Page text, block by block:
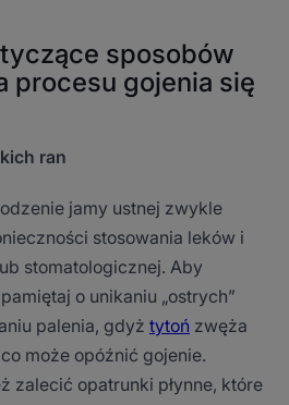
sposobów
procesu gojenia się
ran
jamy ustnej zwykle
stosowania leków i
stomatologicznej. Aby
o unikaniu „ostrych”
palenia, gdyż tytoń zwęża
może opóźnić gojenie.
zalecić opatrunki płynne, które